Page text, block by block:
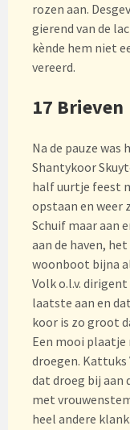
rozen aan.
gierend van de
kènde hem niet
vereerd.
17 Brieven
Na de pauze
Shantykoor
half uurtje feest
opstaan en weer
Schuif maar aan
aan de haven,
woonboot bijna
Volk o.l.v.
laatste aan en
koor is zo groot
Een mooi plaatje
droegen. Kattuks
dat droeg bij aan
met
heel andere